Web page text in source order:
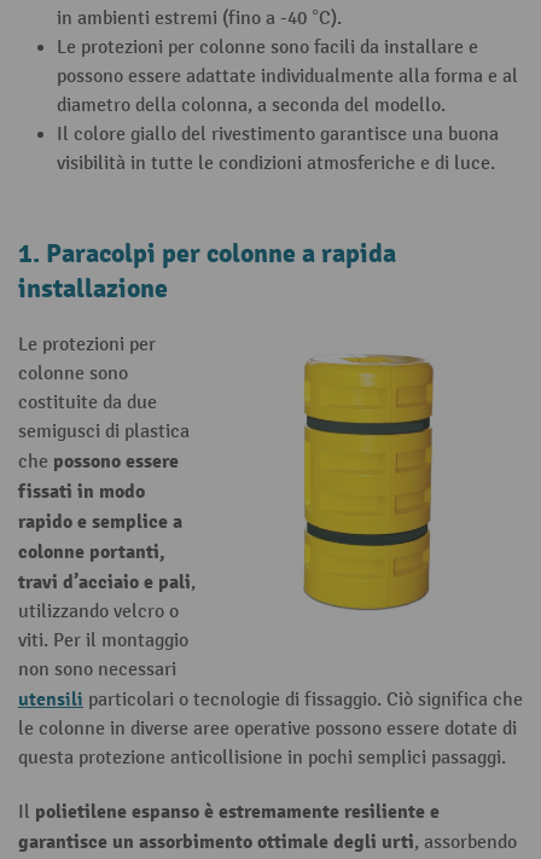
in ambienti estremi (fino a -40 °C).
Le protezioni per colonne sono facili da installare e
possono essere adattate individualmente alla forma e al
diametro della colonna, a seconda del modello.
Il colore giallo del rivestimento garantisce una buona
visibilità in tutte le condizioni atmosferiche e di luce.
1. Paracolpi per colonne a rapida
installazione
Le protezioni per
colonne sono
costituite da due
semigusci di plastica
che possono essere
fissati in modo
rapido e semplice a
colonne portanti,
travi d’acciaio e pali,
utilizzando velcro o
viti. Per il montaggio
non sono necessari
utensili particolari o tecnologie di fissaggio. Ciò significa che
le colonne in diverse aree operative possono essere dotate di
questa protezione anticollisione in pochi semplici passaggi.
Il polietilene espanso è estremamente resiliente e
garantisce un assorbimento ottimale degli urti, assorbendo